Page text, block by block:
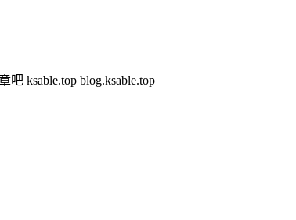
ksable.top blog.ksable.top